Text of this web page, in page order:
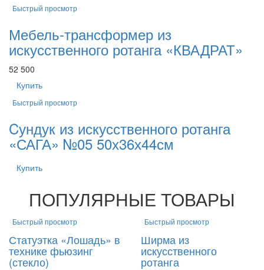
Быстрый просмотр
Мебель-трансформер из
искусственного ротанга «КВАДРАТ»
52 500
Купить
Быстрый просмотр
Cундук из искусственного ротанга
«САГА» №05 50х36х44см
Купить
ПОПУЛЯРНЫЕ ТОВАРЫ
Быстрый просмотр
Статуэтка «Лошадь» в
технике фьюзинг
(стекло)
Быстрый просмотр
Ширма из
искусственного
ротанга